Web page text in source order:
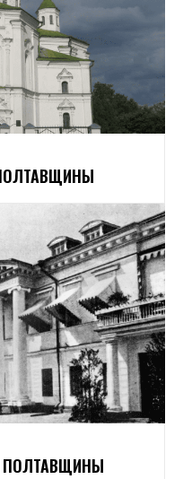
ПОЛТАВЩИНЫ